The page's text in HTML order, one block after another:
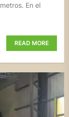
En el
READ MORE